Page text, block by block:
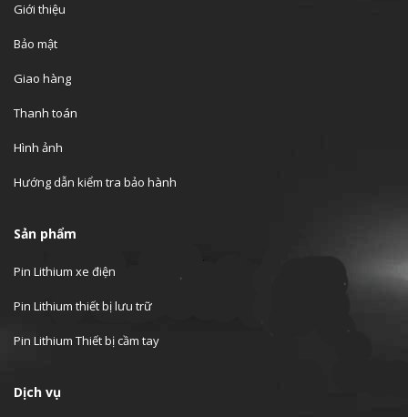
Giới thiệu
Bảo mật
Giao hàng
Thanh toán
Hình ảnh
Hướng dẫn kiểm tra bảo hành
Sản phẩm
Pin Lithium xe điện
Pin Lithium thiết bị lưu trữ
Pin Lithium Thiết bị cầm tay
Dịch vụ